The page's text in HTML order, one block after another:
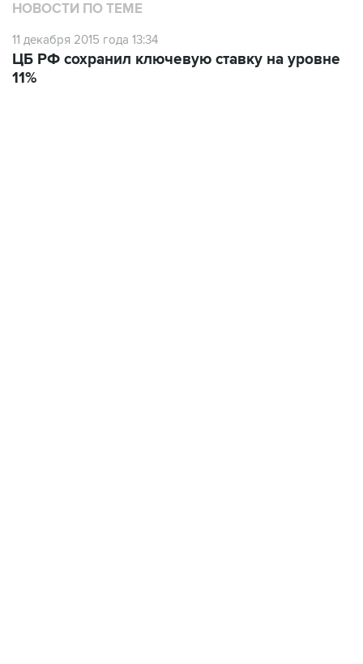
НОВОСТИ ПО ТЕМЕ
11 декабря 2015 года 13:34
ЦБ РФ сохранил ключевую ставку на уровне
11%